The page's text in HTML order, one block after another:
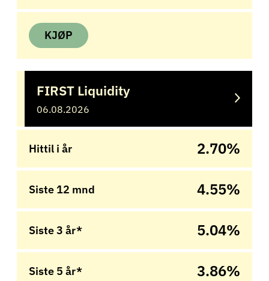
KJØP
FIRST Liquidity
06.08.2026
Hittil i år 2.70%
Siste 12 mnd 4.55%
Siste 3 år* 5.04%
Siste 5 år* 3.86%